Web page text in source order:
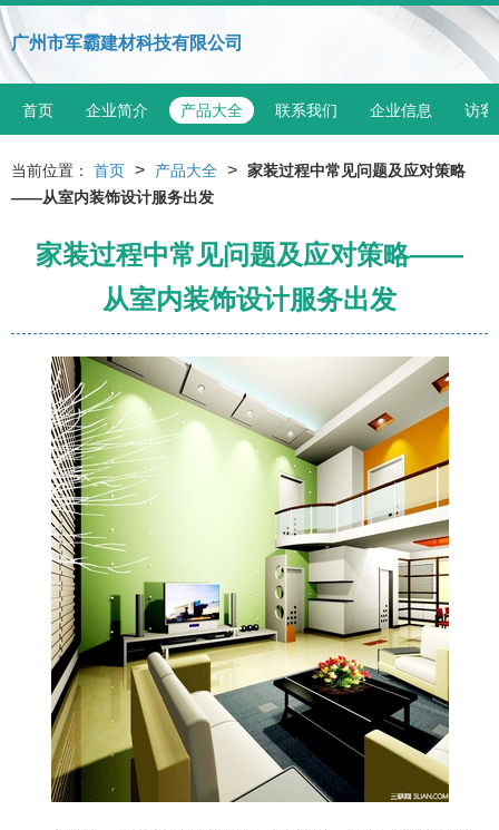
广州市军霸建材科技有限公司
首页 企业简介 产品大全 联系我们 企业信息 访客
当前位置： 首页 > 产品大全 > 家装过程中常见问题及应对策略
——从室内装饰设计服务出发
家装过程中常见问题及应对策略——
从室内装饰设计服务出发